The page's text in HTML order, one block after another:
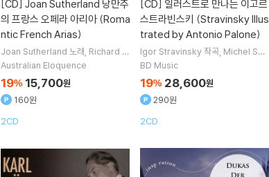
[CD] Joan Sutherland 낭만주
의 프랑스 오페라 아리아 (Roma
ntic French Arias)
Joan Sutherland 노래 Richard B
onynge지휘 Orchestre de la Su
Australian Eloquence
19% 15,700원
160원
2CD
[CD] 일러스트로 만나는 이고르
스트라빈스키 (Stravinsky Illus
trated by Antonio Palone)
Igor Stravinsky 작곡 Michel Sen
echal Hugues Cuenod
BD Music
19% 28,600원
290원
2CD